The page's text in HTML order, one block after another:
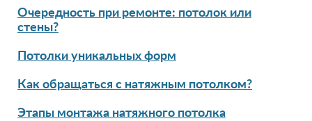
Очередность при ремонте: потолок или
стены?
Потолки уникальных форм
Как обращаться с натяжным потолком?
Этапы монтажа натяжного потолка